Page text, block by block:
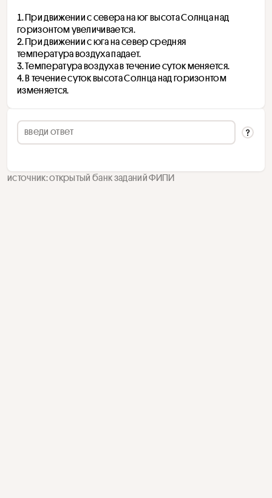
При движении с севера на юг высота Солнца над
горизонтом увеличивается.
При движении с юга на север средняя
температура воздуха падает.
Температура воздуха в течение суток меняется.
В течение суток высота Солнца над горизонтом
изменяется.
источник: открытый банк заданий ФИПИ